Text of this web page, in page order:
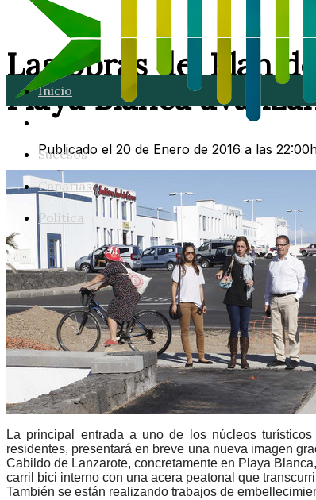
Inicio
Lanzarote
Sucesos
Canarias
Política
Las obras del Plan
Playa Blanca
Publicado el 20 de Enero de 2016 a las
La principal entrada a uno de los núcleos
residentes, presentará en breve una nueva imagen
Cabildo de Lanzarote, concretamente en Playa
carril bici interno con una acera peatonal que
También se están realizando trabajos de